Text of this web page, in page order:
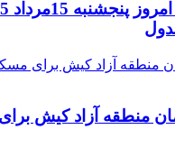
منطقه آزاد کیش